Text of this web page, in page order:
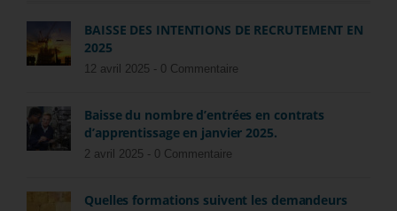
BAISSE DES INTENTIONS DE RECRUTEMENT EN
2025
12 avril 2025 - 0 Commentaire
Baisse du nombre d’entrées en contrats
d’apprentissage en janvier 2025.
2 avril 2025 - 0 Commentaire
Quelles formations suivent les demandeurs